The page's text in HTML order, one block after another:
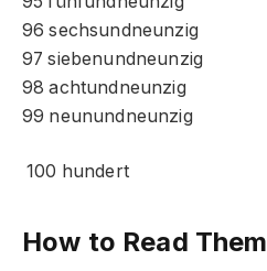
96 sechsundneunzig
97 siebenundneunzig
98 achtundneunzig
99 neunundneunzig
100 hundert
How to Read Them